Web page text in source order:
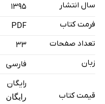
سال انتشار
۱۳۹۵
فرمت کتاب
PDF
تعداد صفحات
33
زبان
فارسی
قیمت کتاب
رایگان
رایگان